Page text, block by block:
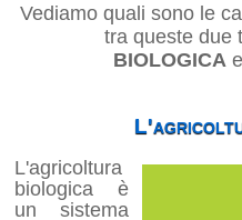
Vediamo quali sono le
tra queste due
BIOLOGICA e
L'agricoltura
biologica è
un sistema